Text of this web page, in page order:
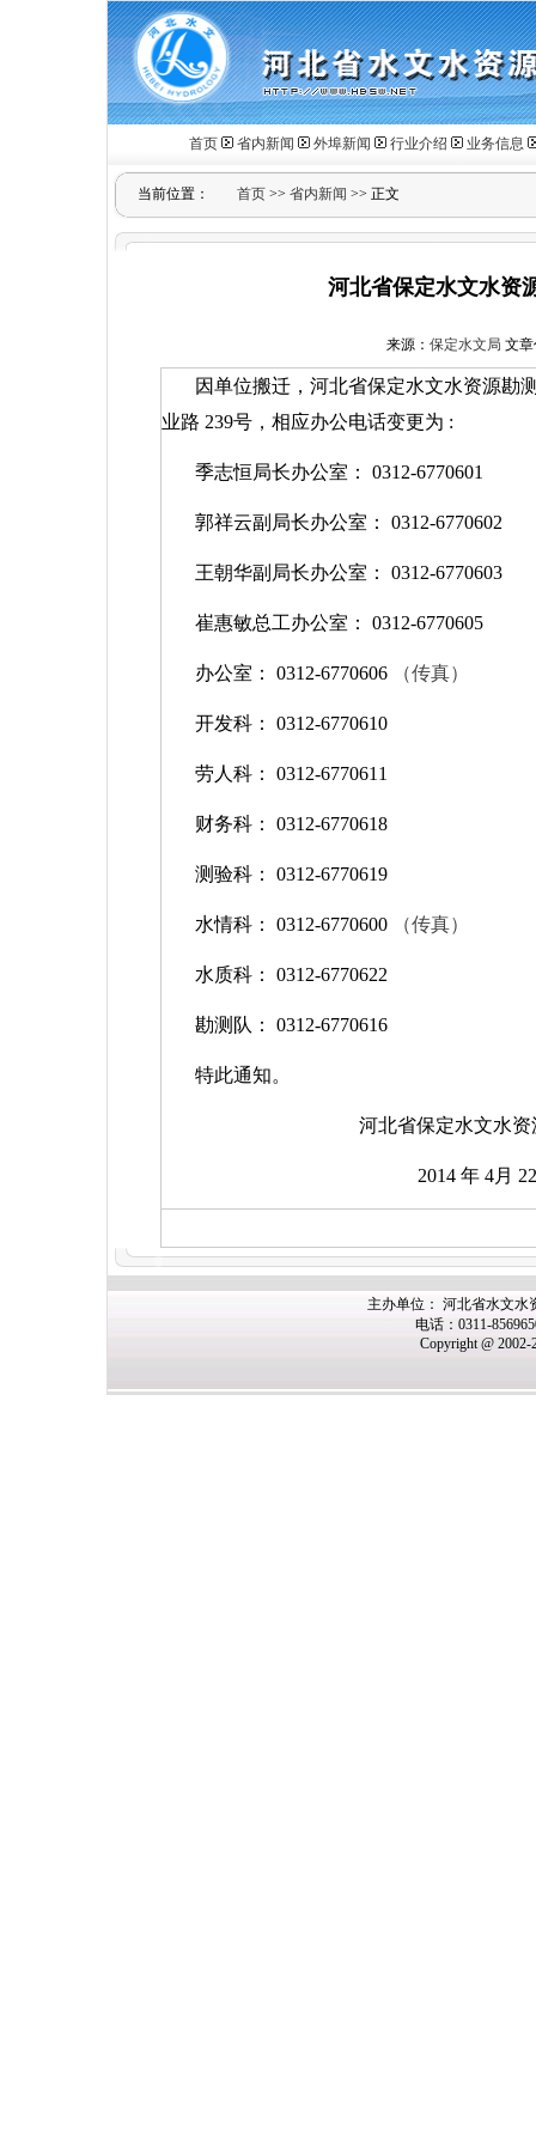
首页 省内新闻 外埠新闻 行业介绍 业务信息
当前位置： 首页 >> 省内新闻 >> 正文
河北省保定水文水资
来源： 保定水文局 文
因单位搬迁，河北省保定水文水资源勘
业路 239号，相应办公电话变更为 :
季志恒局长办公室： 0312-6770601
郭祥云副局长办公室： 0312-6770602
王朝华副局长办公室： 0312-6770603
崔惠敏总工办公室： 0312-6770605
办公室： 0312-6770606 （传真）
开发科： 0312-6770610
劳人科： 0312-6770611
财务科： 0312-6770618
测验科： 0312-6770619
水情科： 0312-6770600 （传真）
水质科： 0312-6770622
勘测队： 0312-6770616
特此通知。
河北省保定水文水资
2014 年 4月 22
主办单位： 河北省水文水
电话：0311-
Copyright @ 2002-